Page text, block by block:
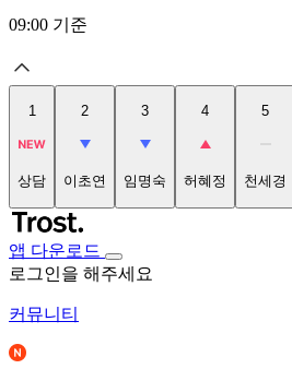
09:00 기준
1
상담
2
이초연
3
임명숙
4
허혜정
5
천세경
앱 다운로드
로그인을 해주세요
커뮤니티